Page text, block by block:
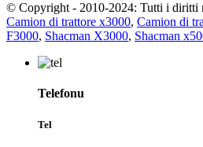
© Copyright - 2010-2024: Tutti i diritti
Camion di trattore x3000, Camion di
F3000, Shacman X3000, Shacman
Telefonu
Tel